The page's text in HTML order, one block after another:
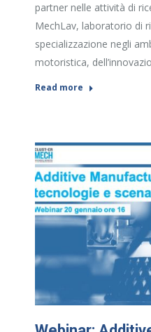
partner nelle attività di
MechLav, laboratorio di
specializzazione negli
motoristica,
Read more